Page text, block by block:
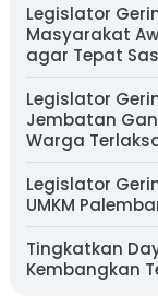
Legislator
Masyarakat
agar Tepat
Legislator
Jembatan
Warga
Legislator
UMKM
Tingkatkan
Kembangkan